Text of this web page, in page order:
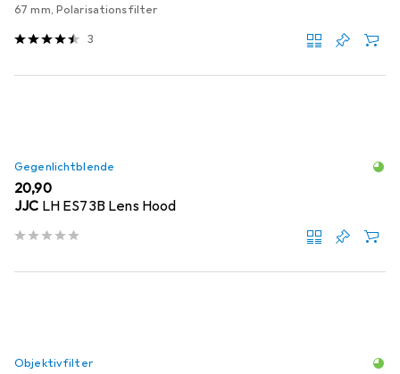
67 mm, Polarisationsfilter
3
Gegenlichtblende
EUR
20,90
JJC LH ES73B Lens Hood
Objektivfilter